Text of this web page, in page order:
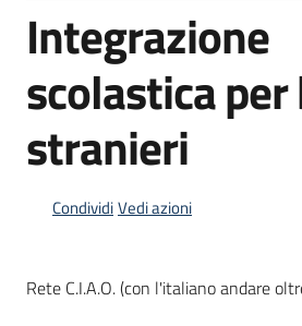
Centri
le
Informazioni
Integrazione
scolastica
stranieri
CondividiVedi azioni
Rete C.I.A.O. (con l'italiano andare